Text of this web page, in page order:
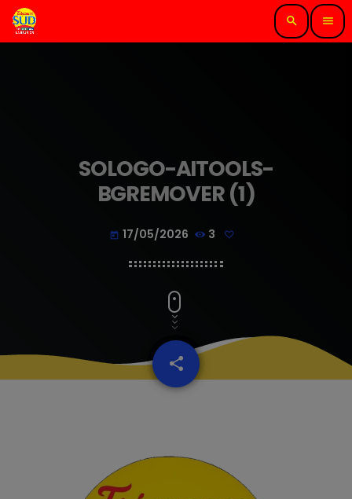
search menu
SOLOGO-AITOOLS-
BGREMOVER (1)
today 17/05/2026 3
share
email